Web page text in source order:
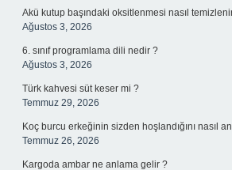
Akü kutup başındaki oksitlenmesi nasıl
Ağustos 3, 2026
6. sınıf programlama dili nedir ?
Ağustos 3, 2026
Türk kahvesi süt keser mi ?
Temmuz 29, 2026
Koç burcu erkeğinin sizden hoşlandığını nasıl
Temmuz 26, 2026
Kargoda ambar ne anlama gelir ?